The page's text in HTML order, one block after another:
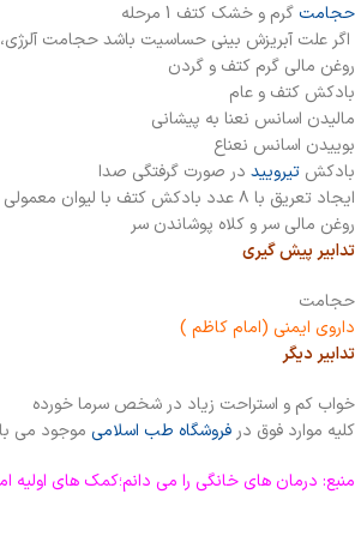
حجامت گرم و خشک کتف 1 مرحله
اگر علت آبریزش بینی حساسیت باشد حجامت
روغن مالی گرم کتف و گردن
بادکش کتف و عام
مالیدن اسانس نعنا به پیشانی
بوییدن اسانس نعناع
بادکش تیرویید در صورت گرفتگی صدا
ایجاد تعريق با ۸ عدد بادکش کتف با لیوان معمولی به مدت ۱۰ تا ۱۵ دقیقه سه روز پی در پی
روغن مالی سر و کلاه پوشاندن سر
تدابیر پیش گیری
حجامت
داروی ایمنی (امام کاظم )
تدابیر دیگر
خواب کم و استراحت زیاد در شخص سرما خورده
کلیه موارد فوق در فروشگاه طب اسلامی موجود می
منبع: درمان های خانگی را می دانم؛کمک های اولیه